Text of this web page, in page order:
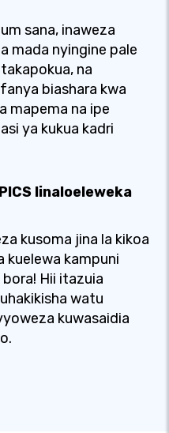
sana, inaweza
mada nyingine pale
na
biashara kwa
mapema na ipe
ya kukua kadri
linaloeleweka
kusoma jina la kikoa
kuelewa kampuni
Hii itazuia
watu
kuwasaidia